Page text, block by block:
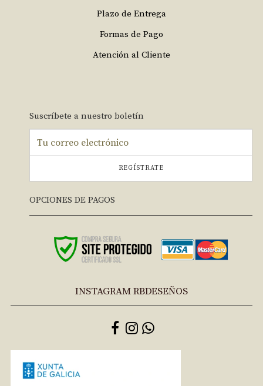
Plazo de Entrega
Formas de Pago
Atención al Cliente
Suscríbete a nuestro boletín
REGÍSTRATE
OPCIONES DE PAGOS
INSTAGRAM RBDESEÑOS